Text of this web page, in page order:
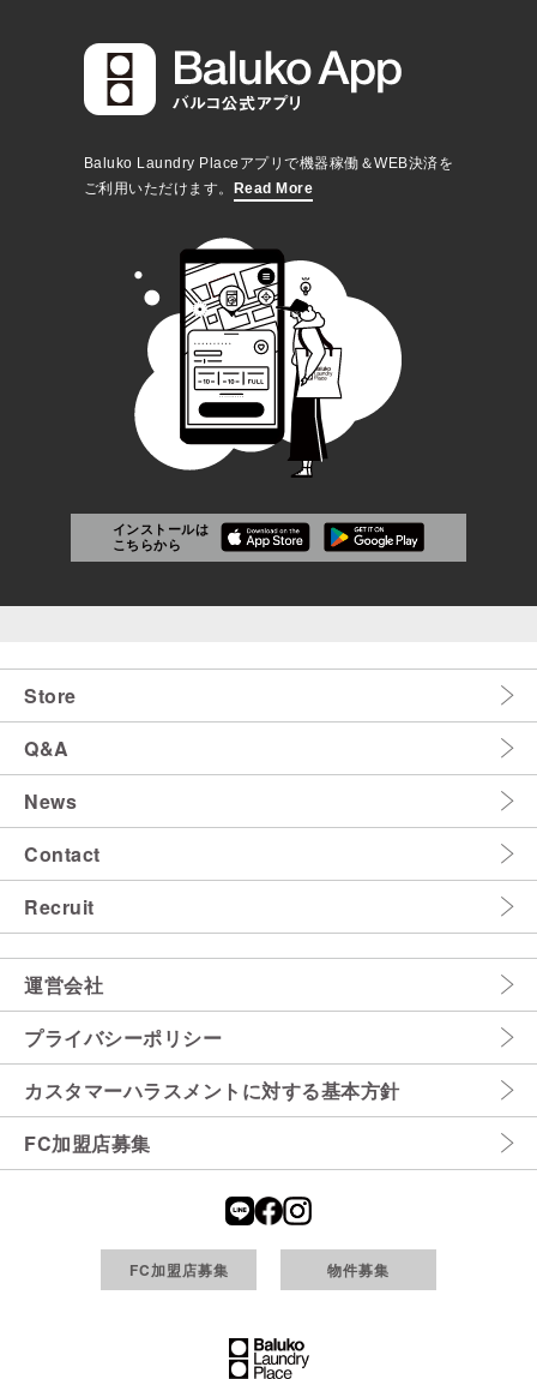
Baluko Laundry Placeアプリで機器稼働＆WEB決済を
ご利用いただけます。 Read More
インストールは
こちらから
Store
Q&A
News
Contact
Recruit
運営会社
プライバシーポリシー
カスタマーハラスメントに対する基本方針
FC加盟店募集
FC加盟店募集 物件募集